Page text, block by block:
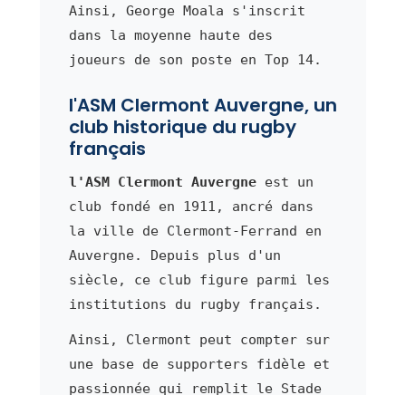
Ainsi, George Moala s'inscrit
dans la moyenne haute des
joueurs de son poste en Top 14.
l'ASM Clermont Auvergne, un
club historique du rugby
français
l'ASM Clermont Auvergneest un
club fondé en 1911, ancré dans
la ville de Clermont-Ferrand en
Auvergne. Depuis plus d'un
siècle, ce club figure parmi les
institutions du rugby français.
Ainsi, Clermont peut compter sur
une base de supporters fidèle et
passionnée qui remplit le Stade